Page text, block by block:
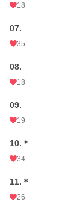
18
07.
35
08.
18
09.
19
10.＊
34
11.＊
26